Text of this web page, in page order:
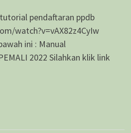
pendaftaran ppdb
watch?v=vAX82z4CyIw
ini : Manual
2022 Silahkan klik link